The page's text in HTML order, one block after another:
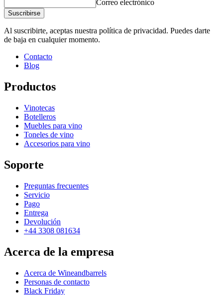
Correo electrónico
Suscribirse
Al suscribirte, aceptas nuestra política de privacidad. Puedes darte
de baja en cualquier momento.
Contacto
Blog
Productos
Vinotecas
Botelleros
Muebles para vino
Toneles de vino
Accesorios para vino
Soporte
Preguntas frecuentes
Servicio
Pago
Entrega
Devolución
+44 3308 081634
Acerca de la empresa
Acerca de Wineandbarrels
Personas de contacto
Black Friday